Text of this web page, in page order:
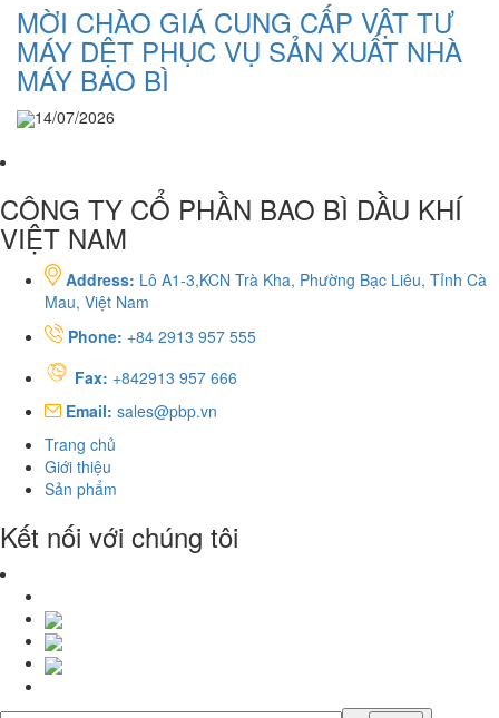
MỜI CHÀO GIÁ CUNG CẤP VẬT TƯ
MÁY DỆT PHỤC VỤ SẢN XUẤT NHÀ
MÁY BAO BÌ
14/07/2026
CÔNG TY CỔ PHẦN BAO BÌ DẦU KHÍ
VIỆT NAM
Address: Lô A1-3,KCN Trà Kha, Phường Bạc Liêu, Tỉnh Cà
Mau, Việt Nam
Phone: +84 2913 957 555
Fax: +842913 957 666
Email: sales@pbp.vn
Trang chủ
Giới thiệu
Sản phẩm
Kết nối với chúng tôi